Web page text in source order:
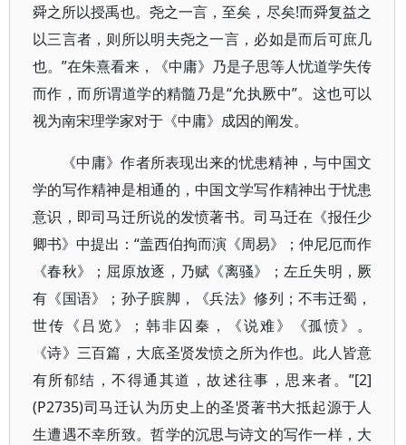
舜之所以授禹也。尧之一言，至矣，尽矣!而舜复益之
以三言者，则所以明夫尧之一言，必如是而后可庶几
也。”在朱熹看来，《中庸》乃是子思等人忧道学失传
而作，而所谓道学的精髓乃是“允执厥中”。这也可以
视为南宋理学家对于《中庸》成因的阐发。
《中庸》作者所表现出来的忧患精神，与中国文
学的写作精神是相通的，中国文学写作精神出于忧患
意识，即司马迁所说的发愤著书。司马迁在《报任少
卿书》中提出：“盖西伯拘而演《周易》；仲尼厄而作
《春秋》；屈原放逐，乃赋《离骚》；左丘失明，厥
有《国语》；孙子膑脚，《兵法》修列；不韦迁蜀，
世传《吕览》；韩非囚秦，《说难》《孤愤》。
《诗》三百篇，大底圣贤发愤之所为作也。此人皆意
有所郁结，不得通其道，故述往事，思来者。”[2]
(P2735)司马迁认为历史上的圣贤著书大抵起源于人
生遭遇不幸所致。哲学的沉思与诗文的写作一样，大